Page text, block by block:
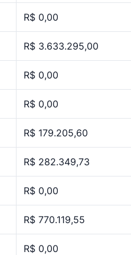
R$ 0,00
R$ 3.633.295,00
R$ 0,00
R$ 0,00
R$ 179.205,60
R$ 282.349,73
R$ 0,00
R$ 770.119,55
R$ 0,00